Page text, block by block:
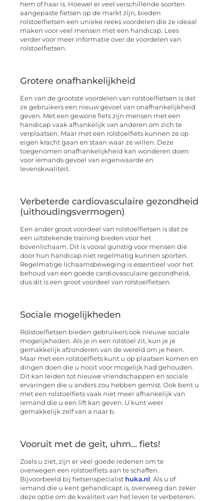
hem of haar is. Hoewel er veel verschillende soorten
aangepaste fietsen op de markt zijn, bieden
rolstoelfietsen een unieke reeks voordelen die ze ideaal
maken voor veel mensen met een handicap. Lees
verder voor meer informatie over de voordelen van
rolstoelfietsen.
Grotere onafhankelijkheid
Een van de grootste voordelen van rolstoelfietsen is dat
ze gebruikers een nieuw gevoel van onafhankelijkheid
geven. Met een gewone fiets zijn mensen met een
handicap vaak afhankelijk van anderen om zich te
verplaatsen. Maar met een rolstoelfiets kunnen ze op
eigen kracht gaan en staan waar ze willen. Deze
toegenomen onafhankelijkheid kan wonderen doen
voor iemands gevoel van eigenwaarde en
levenskwaliteit.
Verbeterde cardiovasculaire gezondheid
(uithoudingsvermogen)
Een ander groot voordeel van rolstoelfietsen is dat ze
een uitstekende training bieden voor het
bovenlichaam. Dit is vooral gunstig voor mensen die
door hun handicap niet regelmatig kunnen sporten.
Regelmatige lichaamsbeweging is essentieel voor het
behoud van een goede cardiovasculaire gezondheid,
dus dit is een groot voordeel van rolstoelfietsen.
Sociale mogelijkheden
Rolstoelfietsen bieden gebruikers ook nieuwe sociale
mogelijkheden. Als je in een rolstoel zit, kun je je
gemakkelijk afzonderen van de wereld om je heen.
Maar met een rolstoelfiets kunt u op plaatsen komen en
dingen doen die u nooit voor mogelijk had gehouden.
Dit kan leiden tot nieuwe vriendschappen en sociale
ervaringen die u anders zou hebben gemist. Ook bent u
met een rolstoelfiets vaak niet meer afhankelijk van
iemand die u een lift kan geven. U kunt weer
gemakkelijk zelf van a naar b.
Vooruit met de geit, uhm… fiets!
Zoals u ziet, zijn er veel goede redenen om te
overwegen een rolstoelfiets aan te schaffen.
Bijvoorbeeld bij fietsenspecialist huka.nl. Als u of
iemand die u kent gehandicapt is, overweeg dan zeker
deze optie om de kwaliteit van het leven te verbeteren.